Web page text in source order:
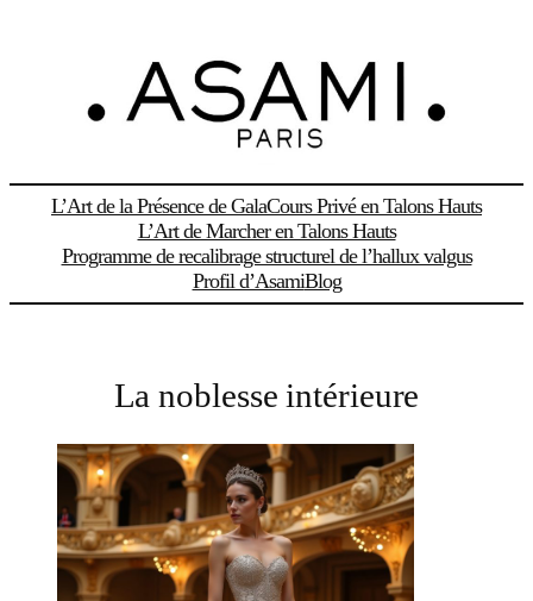
L’Art de la Présence de GalaCours Privé en Talons Hauts
L’Art de Marcher en Talons Hauts
Programme de recalibrage structurel de l’hallux valgus
Profil d’AsamiBlog
La noblesse intérieure